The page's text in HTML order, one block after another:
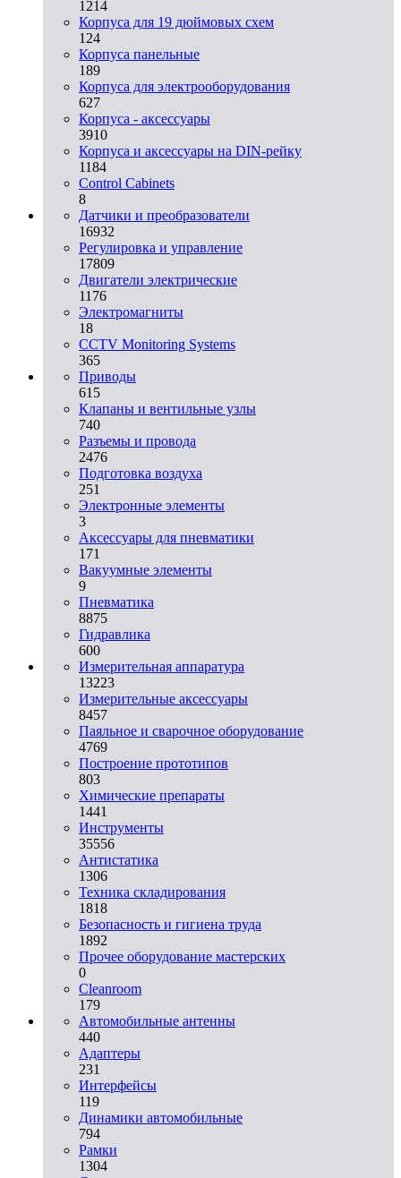
1214
Корпуса для 19 дюймовых схем
124
Корпуса панельные
189
Корпуса для электрооборудования
627
Корпуса - аксессуары
3910
Корпуса и аксессуары на DIN-рейку
1184
Control Cabinets
8
Датчики и преобразователи
16932
Регулировка и управление
17809
Двигатели электрические
1176
Электромагниты
18
CCTV Monitoring Systems
365
Приводы
615
Клапаны и вентильные узлы
740
Разъемы и провода
2476
Подготовка воздуха
251
Электронные элементы
3
Аксессуары для пневматики
171
Вакуумные элементы
9
Пневматика
8875
Гидравлика
600
Измерительная аппаратура
13223
Измерительные аксессуары
8457
Паяльное и сварочное оборудование
4769
Построение прототипов
803
Химические препараты
1441
Инструменты
35556
Aнтистатика
1306
Техника складирования
1818
Безопасность и гигиена труда
1892
Прочее оборудование мастерских
0
Cleanroom
179
Автомобильные антенны
440
Адаптеры
231
Интерфейсы
119
Динамики автомобильные
794
Рамки
1304